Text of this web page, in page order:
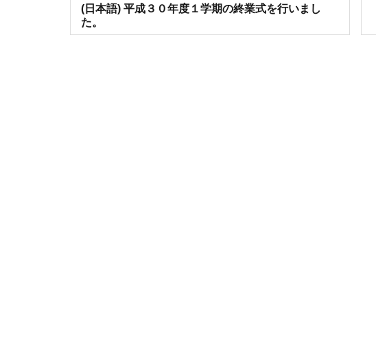
navigation
Previous
post:
(日本語) 平成３０年度１学期の終業式を行いまし
た。